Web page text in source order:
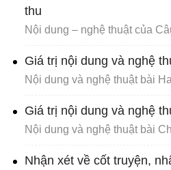
thu
Nội dung – nghệ thuật của
Giá trị nội dung và nghệ
Nội dung và nghệ thuật bài
Giá trị nội dung và nghệ
Nội dung và nghệ thuật bài
Nhận xét về cốt truyện,